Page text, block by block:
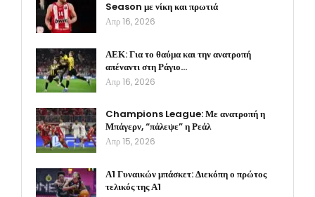
Season με νίκη και πρωτιά
Απρ 16, 2026
ΑΕΚ: Για το θαύμα και την ανατροπή
απέναντι στη Ράγιο…
Απρ 16, 2026
Champions League: Με ανατροπή η
Μπάγερν, “πάλεψε” η Ρεάλ
Απρ 15, 2026
Α1 Γυναικών μπάσκετ: Διεκόπη ο πρώτος
τελικός της Α1